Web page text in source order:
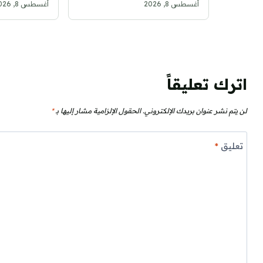
أغسطس 8, 2026 أغسطس 8, 2026
اترك تعليقاً
لن يتم نشر عنوان بريدك الإلكتروني. الحقول الإلزامية مشار إليها بـ*
تعليق*